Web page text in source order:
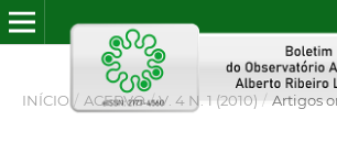
INÍCIO / ACERVO / V. 4 N. 1 (2010) / Artigos